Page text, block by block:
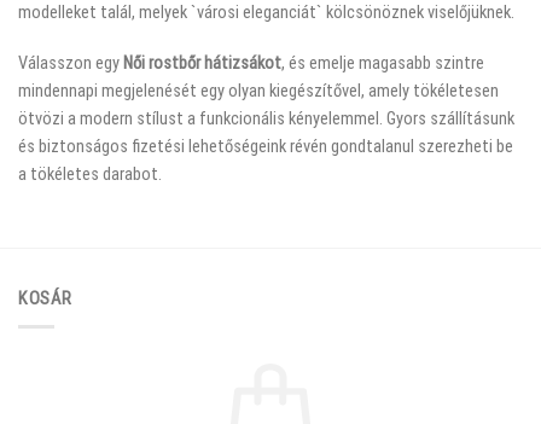
modelleket talál, melyek `városi eleganciát` kölcsönöznek viselőjüknek.
Válasszon egy Női rostbőr hátizsákot, és emelje magasabb szintre
mindennapi megjelenését egy olyan kiegészítővel, amely tökéletesen
ötvözi a modern stílust a funkcionális kényelemmel. Gyors szállításunk
és biztonságos fizetési lehetőségeink révén gondtalanul szerezheti be
a tökéletes darabot.
KOSÁR